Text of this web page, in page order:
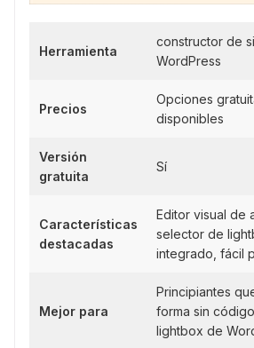
Herramienta
constructor de
WordPress
Precios
Opciones
disponibles
Versión
gratuita
Sí
Características
destacadas
Editor visual de
selector de
integrado, fácil
Mejor para
Principiantes
forma sin
lightbox de